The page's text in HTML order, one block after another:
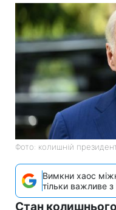
Фото: колишній
Вимкни хаос
тільки важливе з
Стан